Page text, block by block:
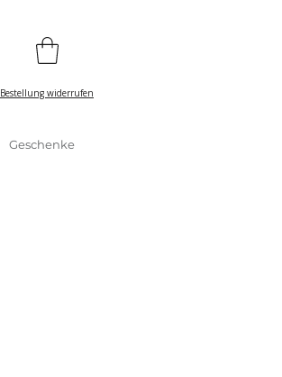
Bestellung widerrufen
Geschenke